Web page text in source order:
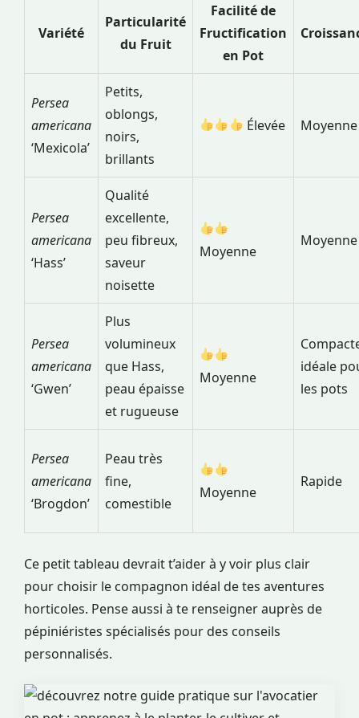
Variété
Particularité
du Fruit
Facilité de
Fructification
en Pot
Persea
americana
‘Mexicola’
Petits,
oblongs,
noirs,
brillants
Élevée Moyenne
Persea
americana
‘Hass’
Qualité
excellente,
peu fibreux,
saveur
noisette
Moyenne
Moyenne
Persea
americana
‘Gwen’
Plus
volumineux
que Hass,
peau épaisse
et rugueuse
Moyenne
idéale
les pots
Persea
americana
‘Brogdon’
Peau très
fine,
comestible
Moyenne
Rapide
Ce petit tableau devrait t’aider à y voir plus clair
pour choisir le compagnon idéal de tes aventures
horticoles. Pense aussi à te renseigner auprès de
pépiniéristes spécialisés pour des conseils
personnalisés.